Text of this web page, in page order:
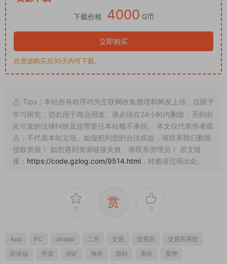
下载价格 4000 G币
立即购买
此资源购买后30天内可下载。
Tips：本站所有程序均为互联网收集整理和网友上传。仅限于
学习研究，切勿用于商业用途。请必须在24小时内删除，否则由
此引发的法律纠纷及连带责任本站概不承担。 本文仅代表作者观
点，不代表本站立场。如侵犯到您的合法权益，请联系我们删除
侵权资源！ 如您遇到资源链接失效，请联系管理员！ 原文链
接： https://code.gzlog.com/9514.html ，转载请注明出处。
0 赏 0
App PC uinapp 二开 交易 交易所
交易所系统
区块链
开源 挖矿 海外 源码 系统 质押